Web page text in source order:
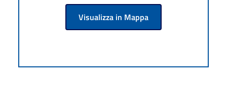
Visualizza in Mappa